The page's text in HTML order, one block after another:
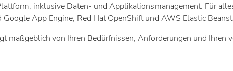
inklusive Daten- und Applikationsmanagement. Für
App Engine, Red Hat OpenShift und AWS Elastic
von Ihren Bedürfnissen, Anforderungen und Ihren